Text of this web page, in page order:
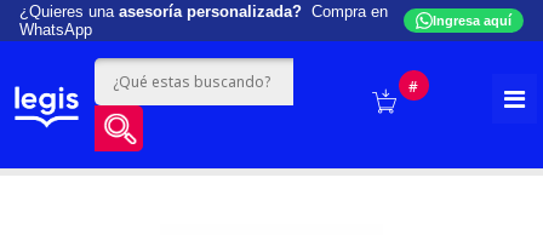
¿Quieres una asesoría personalizada? Compra en
WhatsApp
Ingresa aquí
#